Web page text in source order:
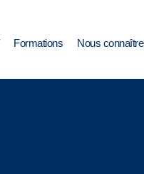
Formations Nous connaître